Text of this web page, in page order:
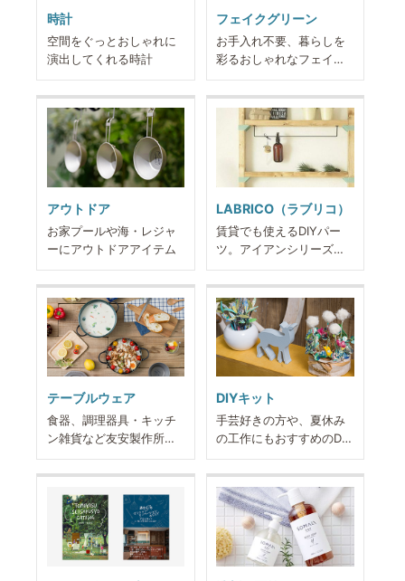
時計
空間をぐっとおしゃれに
演出してくれる時計
フェイクグリーン
お手入れ不要、暮らしを
彩るおしゃれなフェイク
グリーン
アウトドア
お家プールや海・レジャ
ーにアウトドアアイテム
LABRICO（ラブリコ）
賃貸でも使えるDIYパー
ツ。アイアンシリーズも
ございます
テーブルウェア
食器、調理器具・キッチ
ン雑貨など友安製作所の
テーブルウェア用品
DIYキット
手芸好きの方や、夏休み
の工作にもおすすめのDIY
キット